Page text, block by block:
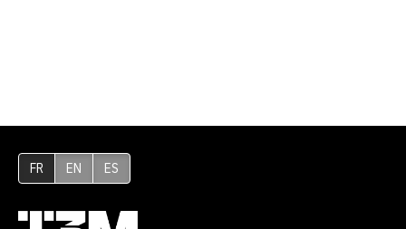
FR EN ES